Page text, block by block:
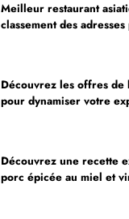
Meilleur restaurant
classement des
Découvrez les offres de
pour dynamiser votre
Découvrez une recette
porc épicée au miel et